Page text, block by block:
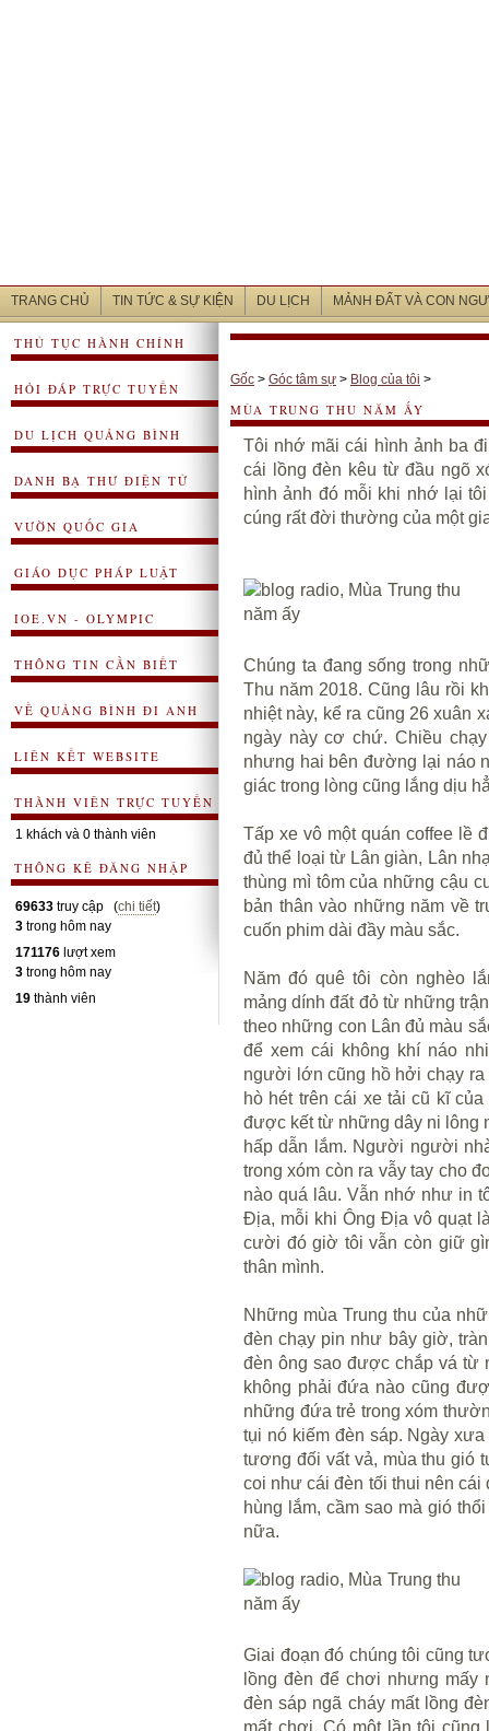
TRANG CHỦ TIN TỨC & SỰ KIỆN DU LỊCH MẢNH ĐẤT VÀ CON
THỦ TỤC HÀNH CHÍNH
HỎI ĐÁP TRỰC TUYẾN
DU LỊCH QUẢNG BÌNH
DANH BẠ THƯ ĐIỆN TỬ
VƯỜN QUỐC GIA
GIÁO DỤC PHÁP LUẬT
IOE.VN - OLYMPIC
THÔNG TIN CẦN BIẾT
VỀ QUẢNG BÌNH ĐI ANH
LIÊN KẾT WEBSITE
THÀNH VIÊN TRỰC TUYẾN
1 khách và 0 thành viên
THÔNG KÊ ĐĂNG NHẬP
69633 truy cập (chi tiết)
3 trong hôm nay
171176 lượt xem
3 trong hôm nay
19 thành viên
Gốc > Góc tâm sự > Blog của tôi >
MÙA TRUNG THU NĂM ẤY
Tôi nhớ mãi cái hình ảnh ba
cái lồng đèn kêu từ đầu ngõ
hình ảnh đó mỗi khi nhớ lại
cúng rất đời thường của một
Chúng ta đang sống trong
Thu năm 2018. Cũng lâu rồi
nhiệt này, kể ra cũng 26 xuân
ngày này cơ chứ. Chiều
nhưng hai bên đường lại náo
giác trong lòng cũng lắng dịu
Tấp xe vô một quán coffee lề
đủ thể loại từ Lân giàn, Lân
thùng mì tôm của những cậu
bản thân vào những năm về
cuốn phim dài đầy màu sắc.
Năm đó quê tôi còn nghèo
mảng dính đất đỏ từ những
theo những con Lân đủ màu
để xem cái không khí náo
người lớn cũng hồ hởi chạy
hò hét trên cái xe tải cũ kĩ
được kết từ những dây ni lông
hấp dẫn lắm. Người người
trong xóm còn ra vẫy tay cho
nào quá lâu. Vẫn nhớ như in
Địa, mỗi khi Ông Địa vô quạt
cười đó giờ tôi vẫn còn giữ
thân mình.
Những mùa Trung thu của
đèn chạy pin như bây giờ,
đèn ông sao được chắp vá từ
không phải đứa nào cũng
những đứa trẻ trong xóm
tụi nó kiếm đèn sáp. Ngày
tương đối vất vả, mùa thu gió
coi như cái đèn tối thui nên
hùng lắm, cầm sao mà gió
nữa.
Giai đoạn đó chúng tôi cũng
lồng đèn để chơi nhưng mấy
đèn sáp ngã cháy mất lồng
mất chơi. Có một lần tôi